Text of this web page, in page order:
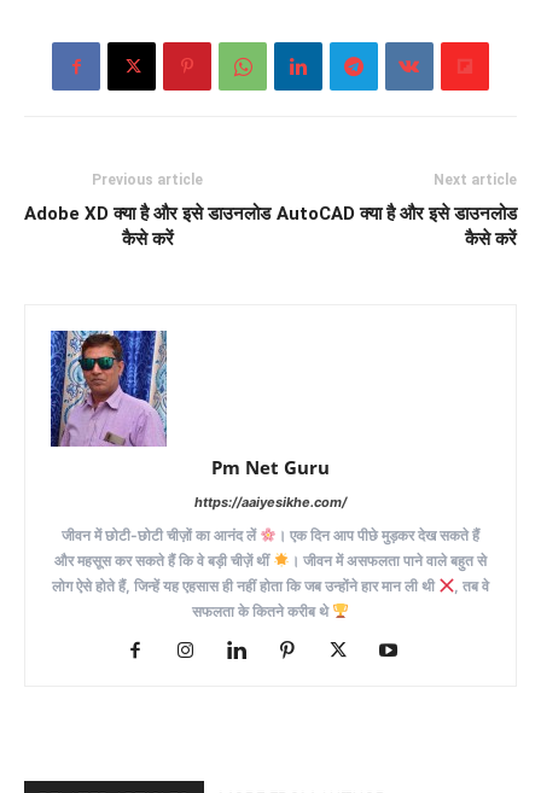
Previous article
Adobe XD क्या है और इसे डाउनलोड
कैसे करें
Next article
AutoCAD क्या है और इसे डाउनलोड
कैसे करें
Pm Net Guru
https://aaiyesikhe.com/
जीवन में छोटी-छोटी चीज़ों का आनंद लें
। एक दिन आप पीछे मुड़कर देख सकते हैं
और महसूस कर सकते हैं कि वे बड़ी चीज़ें थीं
। जीवन में असफलता पाने वाले बहुत से
लोग ऐसे होते हैं, जिन्हें यह एहसास ही नहीं होता कि जब उन्होंने हार मान ली थी
, तब वे
सफलता के कितने करीब थे